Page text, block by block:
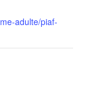
adulte/piaf-